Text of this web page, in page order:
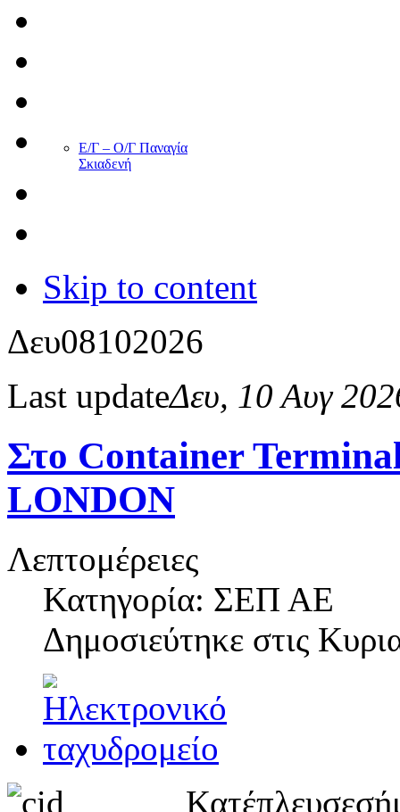
Ε/Γ – Ο/Γ Παναγία
Σκιαδενή
Skip to content
Δευ08102026
Last updateΔευ, 10 Αυγ
Στο Container
LONDON
Λεπτομέρειες
Κατηγορία: ΣΕΠ ΑΕ
Δημοσιεύτηκε στις